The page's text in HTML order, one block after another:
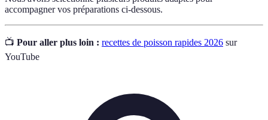
accompagner vos préparations ci-dessous.
📺 Pour aller plus loin : recettes de poisson rapides 2026 sur
YouTube